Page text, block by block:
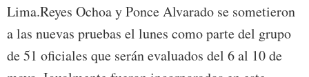
Lima.Reyes Ochoa y Ponce Alvarado se sometieron
a las nuevas pruebas el lunes como parte del grupo
de 51 oficiales que serán evaluados del 6 al 10 de